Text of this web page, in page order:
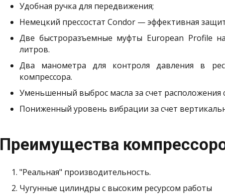
Удобная ручка для передвижения;
Немецкий прессостат Condor — эффективная
Две быстроразъемные муфты European Profile
литров.
Два манометра для контроля давления в
компрессора.
Уменьшенный выброс масла за счет
Пониженный уровень вибрации за счет
Преимущества
"Реальная" производительность.
Чугунные цилиндры с высоким ресурсом работы